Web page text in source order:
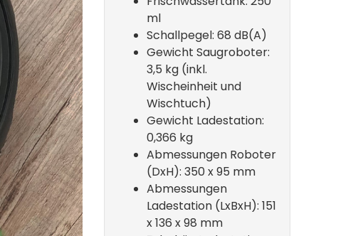
ml
Schallpegel: 68 dB(A)
Gewicht Saugroboter:
3,5 kg (inkl.
Wischeinheit und
Wischtuch)
Gewicht Ladestation:
0,366 kg
Abmessungen Roboter
(DxH): 350 x 95 mm
Abmessungen
Ladestation (LxBxH): 151
x 136 x 98 mm